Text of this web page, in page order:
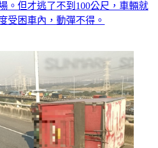
。但才逃了不到100公尺，車輛就
受困車內，動彈不得。